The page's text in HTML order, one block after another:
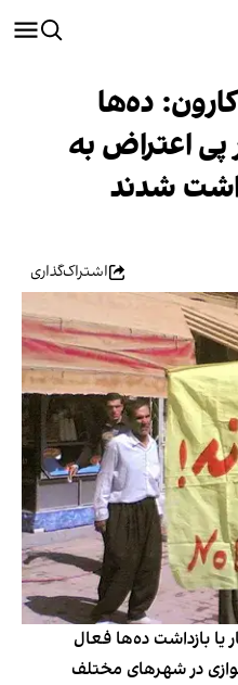
ده‌ها
اعتراض به
شدند
اشتراک‌گذاری
یا بازداشت ده‌ها فعال
در شهرهای مختلف